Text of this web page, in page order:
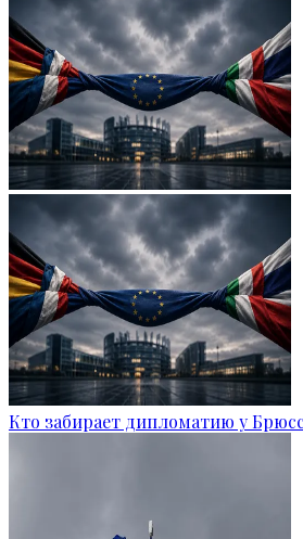
Кто забирает дипломатию у